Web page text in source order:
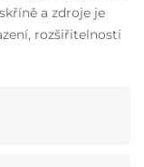
a zdroje je
rozšiřitelnosti